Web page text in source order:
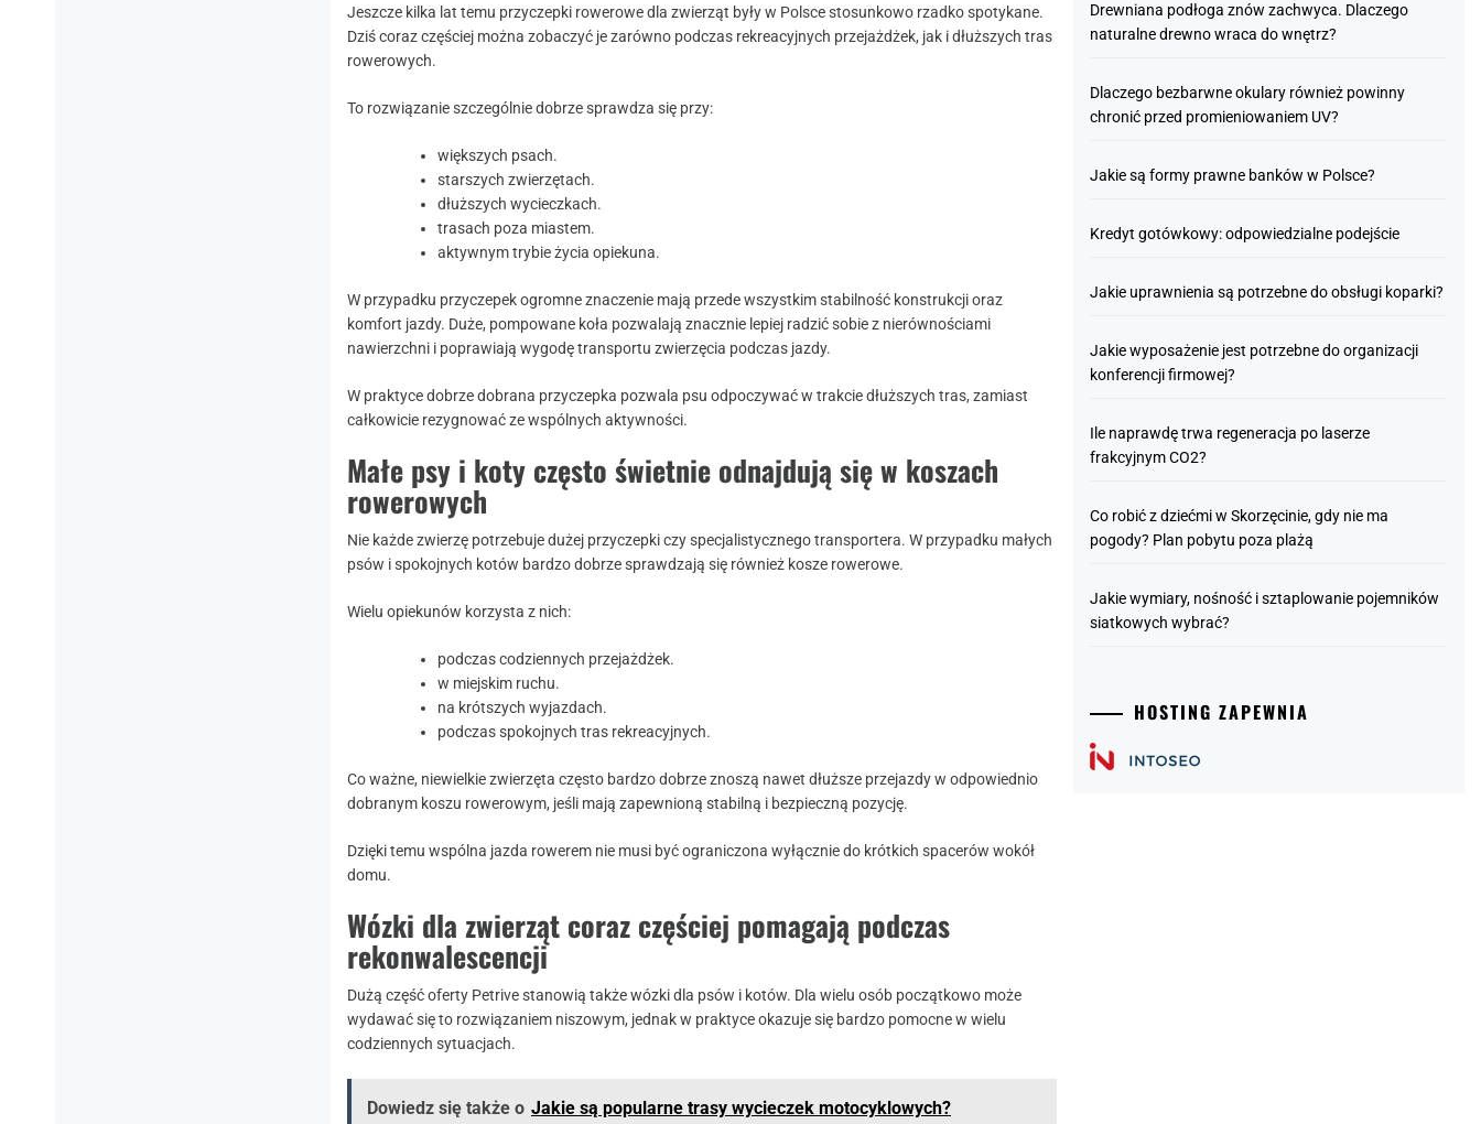
Jeszcze kilka lat temu przyczepki rowerowe dla zwierząt były w Polsce stosunkowo rzadko spotykane.
Dziś coraz częściej można zobaczyć je zarówno podczas rekreacyjnych przejażdżek, jak i dłuższych tras
rowerowych.
To rozwiązanie szczególnie dobrze sprawdza się przy:
większych psach.
starszych zwierzętach.
dłuższych wycieczkach.
trasach poza miastem.
aktywnym trybie życia opiekuna.
W przypadku przyczepek ogromne znaczenie mają przede wszystkim stabilność konstrukcji oraz
komfort jazdy. Duże, pompowane koła pozwalają znacznie lepiej radzić sobie z nierównościami
nawierzchni i poprawiają wygodę transportu zwierzęcia podczas jazdy.
W praktyce dobrze dobrana przyczepka pozwala psu odpoczywać w trakcie dłuższych tras, zamiast
całkowicie rezygnować ze wspólnych aktywności.
Małe psy i koty często świetnie odnajdują się w koszach
rowerowych
Nie każde zwierzę potrzebuje dużej przyczepki czy specjalistycznego transportera. W przypadku małych
psów i spokojnych kotów bardzo dobrze sprawdzają się również kosze rowerowe.
Wielu opiekunów korzysta z nich:
podczas codziennych przejażdżek.
w miejskim ruchu.
na krótszych wyjazdach.
podczas spokojnych tras rekreacyjnych.
Co ważne, niewielkie zwierzęta często bardzo dobrze znoszą nawet dłuższe przejazdy w odpowiednio
dobranym koszu rowerowym, jeśli mają zapewnioną stabilną i bezpieczną pozycję.
Dzięki temu wspólna jazda rowerem nie musi być ograniczona wyłącznie do krótkich spacerów wokół
domu.
Wózki dla zwierząt coraz częściej pomagają podczas
rekonwalescencji
Dużą część oferty Petrive stanowią także wózki dla psów i kotów. Dla wielu osób początkowo może
wydawać się to rozwiązaniem niszowym, jednak w praktyce okazuje się bardzo pomocne w wielu
codziennych sytuacjach.
Dowiedz się także o Jakie są popularne trasy wycieczek motocyklowych?
Drewniana podłoga znów zachwyca. Dlaczego
naturalne drewno wraca do wnętrz?
Dlaczego bezbarwne okulary również powinny
chronić przed promieniowaniem UV?
Jakie są formy prawne banków w Polsce?
Kredyt gotówkowy: odpowiedzialne podejście
Jakie uprawnienia są potrzebne do obsługi koparki?
Jakie wyposażenie jest potrzebne do organizacji
konferencji firmowej?
Ile naprawdę trwa regeneracja po laserze
frakcyjnym CO2?
Co robić z dziećmi w Skorzęcinie, gdy nie ma
pogody? Plan pobytu poza plażą
Jakie wymiary, nośność i sztaplowanie pojemników
siatkowych wybrać?
HOSTING ZAPEWNIA